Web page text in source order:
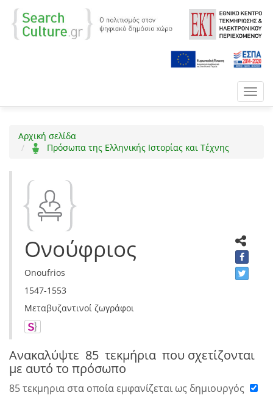
Αρχική σελίδα
Πρόσωπα της Ελληνικής Ιστορίας και Τέχνης
Ονούφριος
Onoufrios
1547-1553
Μεταβυζαντινοί ζωγράφοι
Ανακαλύψτε 85 τεκμήρια που σχετίζονται
με αυτό το πρόσωπο
85 τεκμηρια στα οποία εμφανίζεται ως δημιουργός